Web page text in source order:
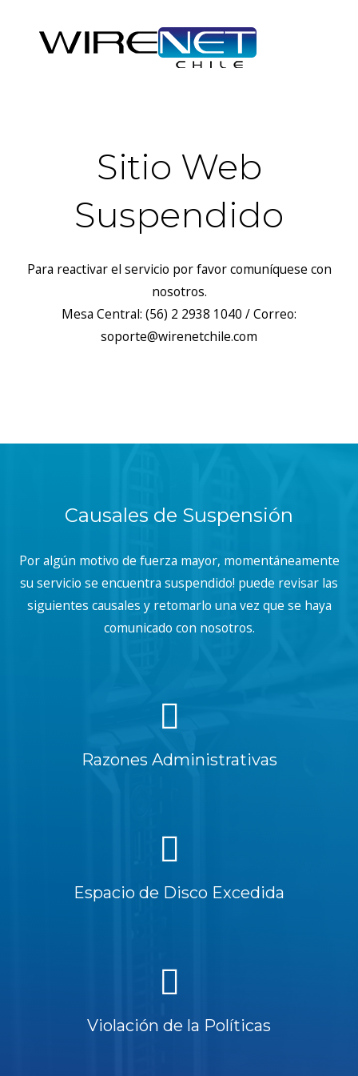
Sitio Web
Suspendido
Para reactivar el servicio por favor comuníquese con
nosotros.
Mesa Central: (56) 2 2938 1040 / Correo:
soporte@wirenetchile.com
Causales de Suspensión
Por algún motivo de fuerza mayor, momentáneamente
su servicio se encuentra suspendido! puede revisar las
siguientes causales y retomarlo una vez que se haya
comunicado con nosotros.
Razones Administrativas
Espacio de Disco Excedida
Violación de la Políticas